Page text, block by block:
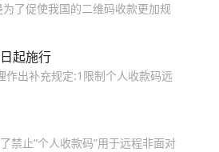
了促使我国的二维码收款更加规
起施行
出补充规定:1限制个人收款码远
禁止“个人收款码”用于远程非面对